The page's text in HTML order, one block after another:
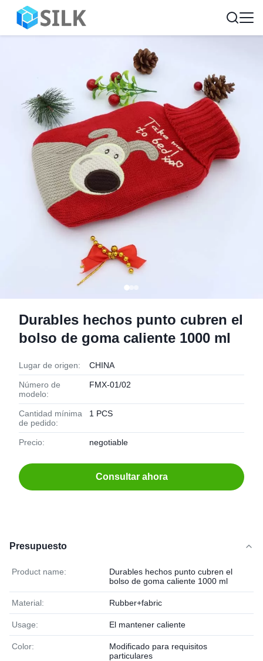
Durables hechos punto cubren el
bolso de goma caliente 1000 ml
Lugar de origen: CHINA
Número de
modelo:
FMX-01/02
Cantidad mínima
de pedido:
1 PCS
Precio: negotiable
Consultar ahora
Presupuesto
Product name:
Durables hechos punto cubren el
bolso de goma caliente 1000 ml
Material: Rubber+fabric
Usage: El mantener caliente
Color:
Modificado para requisitos
particulares